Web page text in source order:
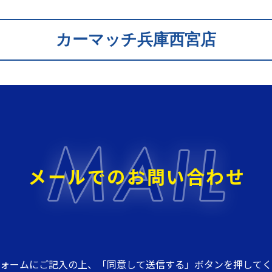
カーマッチ兵庫西宮店
メールでのお問い合わせ
ームにご記入の上、「同意して送信する」ボタンを押して